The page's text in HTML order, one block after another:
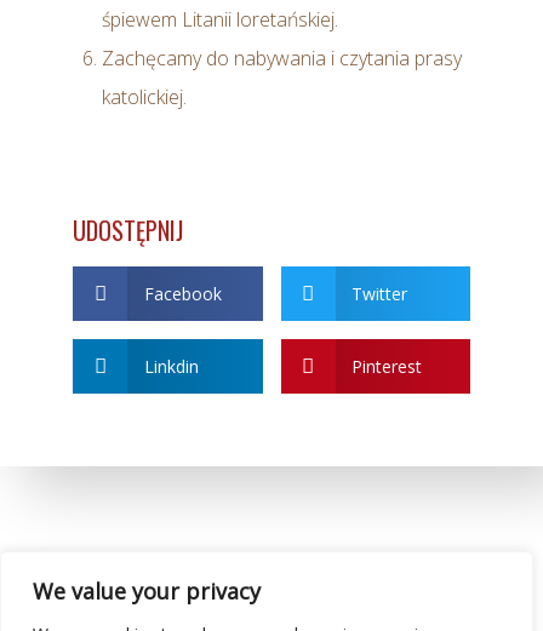
We value your privacy
śpiewem Litanii loretańskiej.
Zachęcamy do nabywania i czytania prasy
katolickiej.
UDOSTĘPNIJ
Facebook Twitter
Linkdin Pinterest